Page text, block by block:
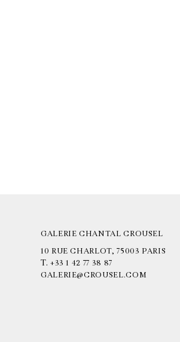
GALERIE CHANTAL CROUSEL
10 RUE CHARLOT, 75003 PARIS
T. +33 1 42 77 38 87
GALERIE@CROUSEL.COM